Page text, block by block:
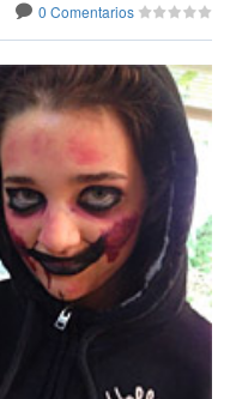
0 Comentarios